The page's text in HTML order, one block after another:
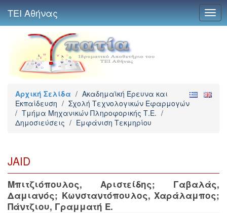
ΤΕΙ Αθήνας
Αρχική Σελίδα / Ακαδημαϊκή Έρευνα και
Εκπαίδευση / Σχολή Τεχνολογικών Εφαρμογών
/ Τμήμα Μηχανικών Πληροφορικής Τ.Ε. /
Δημοσιεύσεις / Εμφάνιση Τεκμηρίου
JAID
Μπιτζιόπουλος, Αριστείδης; Γαβαλάς,
Δαμιανός; Κωνσταντόπουλος, Χαράλαμπος;
Πάντζιου, Γραμματή Ε.